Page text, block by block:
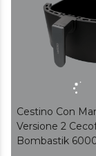
Cestino Con
Versione 2
Bombastik